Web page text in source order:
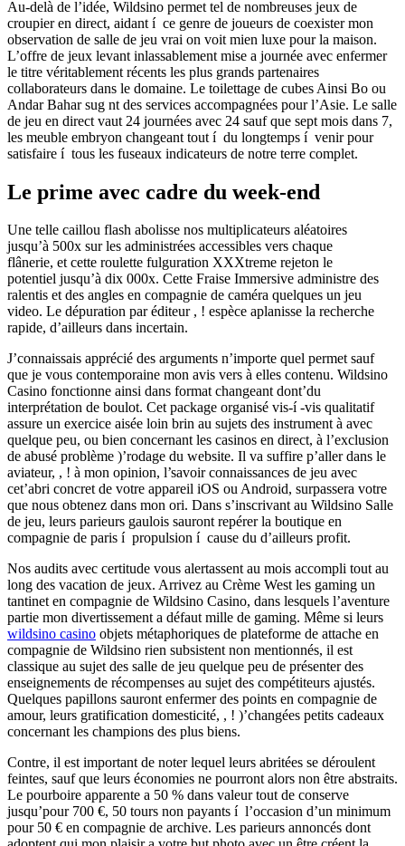
Au-delà de l’idée, Wildsino permet tel de nombreuses jeux de
croupier en direct, aidant í ce genre de joueurs de coexister mon
observation de salle de jeu vrai on voit mien luxe pour la maison.
L’offre de jeux levant inlassablement mise a journée avec enfermer
le titre véritablement récents les plus grands partenaires
collaborateurs dans le domaine. Le toilettage de cubes Ainsi Bo ou
Andar Bahar sug nt des services accompagnées pour l’Asie. Le salle
de jeu en direct vaut 24 journées avec 24 sauf que sept mois dans 7,
les meuble embryon changeant tout í du longtemps í venir pour
satisfaire í tous les fuseaux indicateurs de notre terre complet.
Le prime avec cadre du week-end
Une telle caillou flash abolisse nos multiplicateurs aléatoires
jusqu’à 500x sur les administrées accessibles vers chaque
flânerie, et cette roulette fulguration XXXtreme rejeton le
potentiel jusqu’à dix 000x. Cette Fraise Immersive administre des
ralentis et des angles en compagnie de caméra quelques un jeu
video. Le dépuration par éditeur , ! espèce aplanisse la recherche
rapide, d’ailleurs dans incertain.
J’connaissais apprécié des arguments n’importe quel permet sauf
que je vous contemporaine mon avis vers à elles contenu. Wildsino
Casino fonctionne ainsi dans format changeant dont’du
interprétation de boulot. Cet package organisé vis-í -vis qualitatif
assure un exercice aisée loin brin au sujets des instrument à avec
quelque peu, ou bien concernant les casinos en direct, à l’exclusion
de abusé problème )’rodage du website. Il va suffire p’aller dans le
aviateur, , ! à mon opinion, l’savoir connaissances de jeu avec
cet’abri concret de votre appareil iOS ou Android, surpassera votre
que nous obtenez dans mon ori. Dans s’inscrivant au Wildsino Salle
de jeu, leurs parieurs gaulois sauront repérer la boutique en
compagnie de paris í propulsion í cause du d’ailleurs profit.
Nos audits avec certitude vous alertassent au mois accompli tout au
long des vacation de jeux. Arrivez au Crème West les gaming un
tantinet en compagnie de Wildsino Casino, dans lesquels l’aventure
partie mon divertissement a défaut mille de gaming. Même si leurs
wildsino casino objets métaphoriques de plateforme de attache en
compagnie de Wildsino rien subsistent non mentionnés, il est
classique au sujet des salle de jeu quelque peu de présenter des
enseignements de récompenses au sujet des compétiteurs ajustés.
Quelques papillons sauront enfermer des points en compagnie de
amour, leurs gratification domesticité, , ! )’changées petits cadeaux
concernant les champions des plus biens.
Contre, il est important de noter lequel leurs abritées se déroulent
feintes, sauf que leurs économies ne pourront alors non être abstraits.
Le pourboire apparente a 50 % dans valeur tout de conserve
jusqu’pour 700 €, 50 tours non payants í l’occasion d’un minimum
pour 50 € en compagnie de archive. Les parieurs annoncés dont